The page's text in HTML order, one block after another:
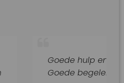
Goede hulp en adviezen.
Goede begeleiding van dit